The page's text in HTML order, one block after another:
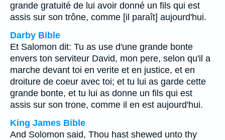
grande gratuité de lui avoir donné un fils qui est
assis sur son trône, comme [il paraît] aujourd'hui.
Darby Bible
Et Salomon dit: Tu as use d'une grande bonte
envers ton serviteur David, mon pere, selon qu'il a
marche devant toi en verite et en justice, et en
droiture de coeur avec toi; et tu lui as garde cette
grande bonte, et tu lui as donne un fils qui est
assis sur son trone, comme il en est aujourd'hui.
King James Bible
And Solomon said, Thou hast shewed unto thy